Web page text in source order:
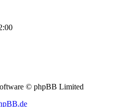
© phpBB Limited